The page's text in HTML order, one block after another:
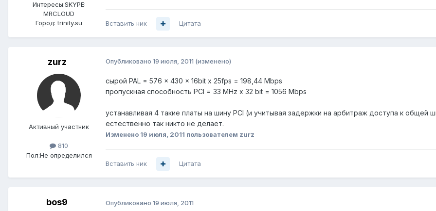
Интересы:SKYPE:
MRCLOUD
Город: trinity.su Вставить ник Цитата
zurz
Активный участник
810
Пол:Не определился
Опубликовано 19 июля, 2011 (изменено)
сырой PAL = 576 x 430 x 16bit x 25fps = 198,44 Mbps
пропускная способность PCI = 33 MHz x 32 bit = 1056 Mbps
устанавливая 4 такие платы на шину PCI (и учитывая задержки на арбитраж доступа к общей
естественно так никто не делает.
Изменено 19 июля, 2011 пользователем zurz
Вставить ник Цитата
bos9 Опубликовано 19 июля, 2011